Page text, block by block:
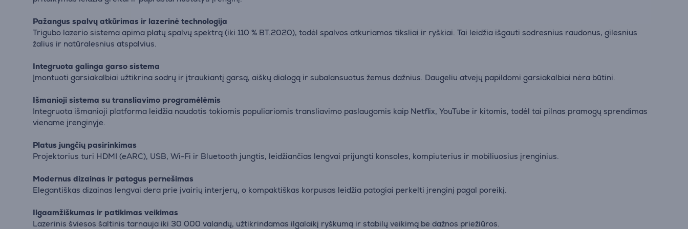
Pažangus spalvų atkūrimas ir lazerinė technologija
Trigubo lazerio sistema apima platų spalvų spektrą (iki 110 % BT.2020), todėl spalvos atkuriamos tiksliai ir ryškiai. Tai leidžia išgauti sodresnius raudonus, gilesnius
žalius ir natūralesnius atspalvius.
Integruota galinga garso sistema
Įmontuoti garsiakalbiai užtikrina sodrų ir įtraukiantį garsą, aiškų dialogą ir subalansuotus žemus dažnius. Daugeliu atvejų papildomi garsiakalbiai nėra būtini.
Išmanioji sistema su transliavimo programėlėmis
Integruota išmanioji platforma leidžia naudotis tokiomis populiariomis transliavimo paslaugomis kaip Netflix, YouTube ir kitomis, todėl tai pilnas pramogų sprendimas
viename įrenginyje.
Platus jungčių pasirinkimas
Projektorius turi HDMI (eARC), USB, Wi-Fi ir Bluetooth jungtis, leidžiančias lengvai prijungti konsoles, kompiuterius ir mobiliuosius įrenginius.
Modernus dizainas ir patogus pernešimas
Elegantiškas dizainas lengvai dera prie įvairių interjerų, o kompaktiškas korpusas leidžia patogiai perkelti įrenginį pagal poreikį.
Ilgaamžiškumas ir patikimas veikimas
Lazerinis šviesos šaltinis tarnauja iki 30 000 valandų, užtikrindamas ilgalaikį ryškumą ir stabilų veikimą be dažnos priežiūros.